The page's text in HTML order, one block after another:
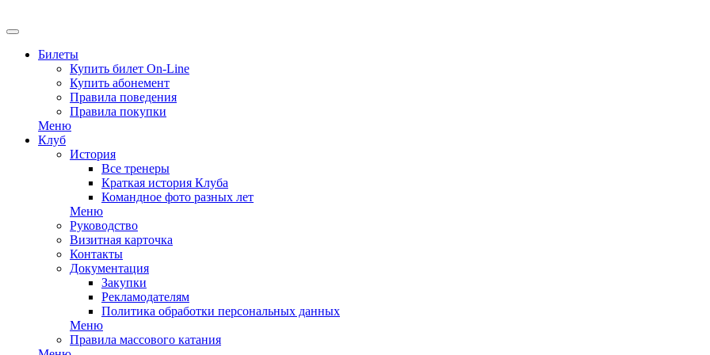
Билеты
Купить билет On-Line
Купить абонемент
Правила поведения
Правила покупки
Меню
Клуб
История
Все тренеры
Краткая история Клуба
Командное фото разных лет
Меню
Руководство
Визитная карточка
Контакты
Документация
Закупки
Рекламодателям
Политика обработки персональных данных
Меню
Правила массового катания